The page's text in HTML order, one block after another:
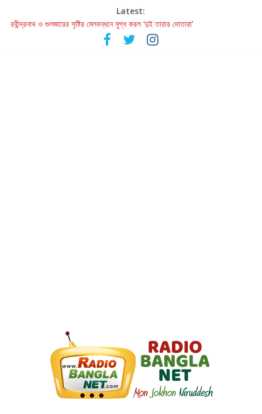
Latest:
রবীন্দ্রনাথ ও গুলজারের সৃষ্টির মেলবন্ধনে মুগ্ধ করল ‘দুই তারার দোতারা’
কলের গান থেকে রীলস্ — বাঙালির গান শোনার বিবর্তনের গল্প
জগন্নাথমঙ্গলম্ — বাংলায় প্রথমবার মঞ্চে এবার রথযাত্রার উদযাপন